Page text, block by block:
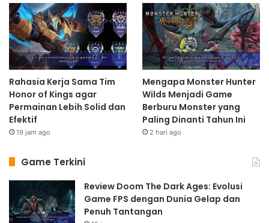
Rahasia Kerja Sama Tim
Honor of Kings agar
Permainan Lebih Solid dan
Efektif
19 jam ago
Mengapa Monster Hunter
Wilds Menjadi Game
Berburu Monster yang
Paling Dinanti Tahun Ini
2 hari ago
Game Terkini
Review Doom The Dark Ages: Evolusi
Game FPS dengan Dunia Gelap dan
Penuh Tantangan